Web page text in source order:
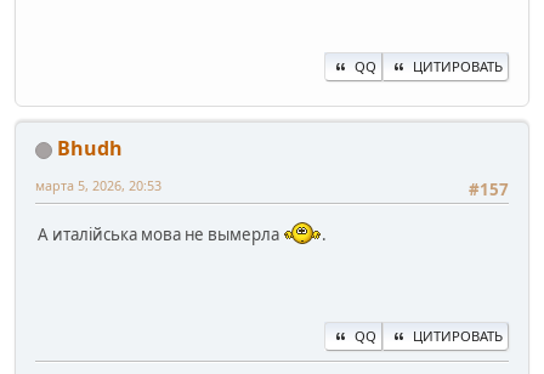
QQ ЦИТИРОВАТЬ
Bhudh
#157
марта 5, 2026, 20:53
А италійська мова не вымерла .
QQ ЦИТИРОВАТЬ